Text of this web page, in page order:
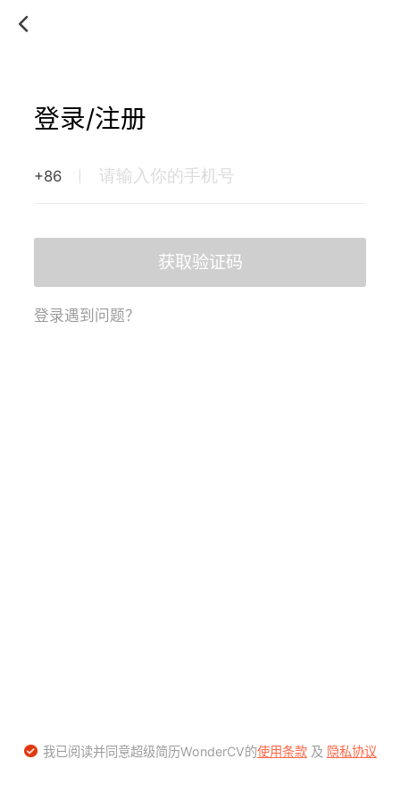
登录/注册
+86
获取验证码
登录遇到问题？
我已阅读并同意超级简历WonderCV的使用条款及 隐私协议